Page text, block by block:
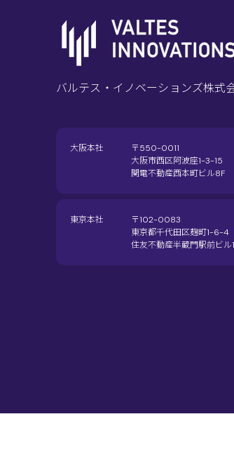
バルテス・イノベーションズ株式
大阪本社
〒550-0011
大阪市西区阿波座1-3-15
関電不動産西本町ビル8F
東京本社
〒102-0083
東京都千代田区麹町1-6-4
住友不動産半蔵門駅前ビル